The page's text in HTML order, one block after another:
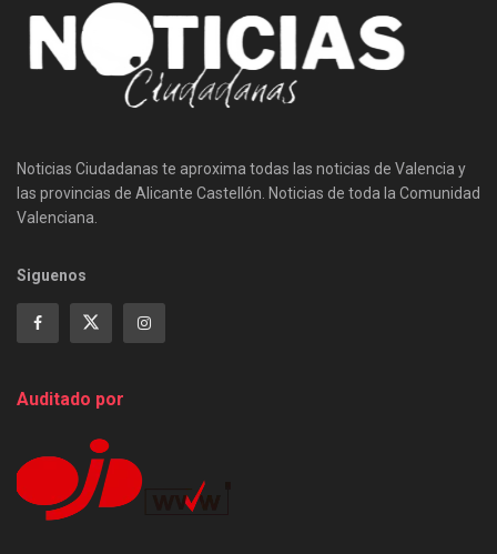
Noticias Ciudadanas te aproxima todas las noticias de Valencia y
las provincias de Alicante Castellón. Noticias de toda la Comunidad
Valenciana.
Siguenos
Auditado por